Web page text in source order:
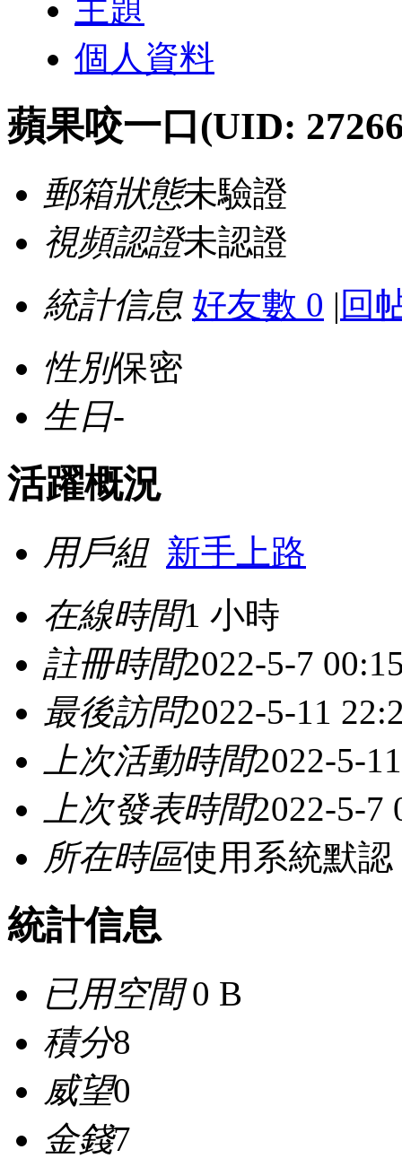
主題
個人資料
蘋果咬一口 (UID:
郵箱狀態未驗證
視頻認證未認證
統計信息 好友數 0 | 回
性別保密
生日-
活躍概況
用戶組 新手上路
在線時間1 小時
註冊時間2022-5-7
最後訪問2022-5-11
上次活動時間2022-5-
上次發表時間2022-5-7
所在時區使用系統默認
統計信息
已用空間0 B
積分8
威望0
金錢7